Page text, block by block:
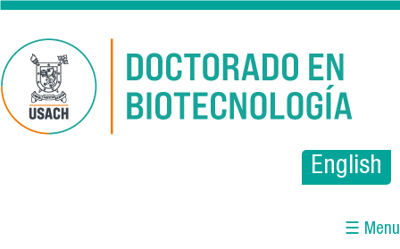
Pasar al contenido principal
English
☰ Menu